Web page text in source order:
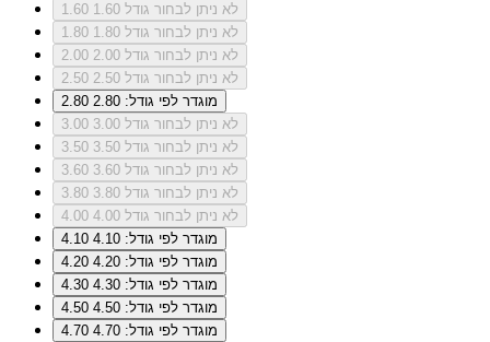
1.60
לא ניתן לבחור גודל 1.60
1.80
לא ניתן לבחור גודל 1.80
2.00
לא ניתן לבחור גודל 2.00
2.50
לא ניתן לבחור גודל 2.50
2.80
מוגדר לפי גודל: 2.80
3.00
לא ניתן לבחור גודל 3.00
3.50
לא ניתן לבחור גודל 3.50
3.60
לא ניתן לבחור גודל 3.60
3.80
לא ניתן לבחור גודל 3.80
4.00
לא ניתן לבחור גודל 4.00
4.10
מוגדר לפי גודל: 4.10
4.20
מוגדר לפי גודל: 4.20
4.30
מוגדר לפי גודל: 4.30
4.50
מוגדר לפי גודל: 4.50
4.70
מוגדר לפי גודל: 4.70